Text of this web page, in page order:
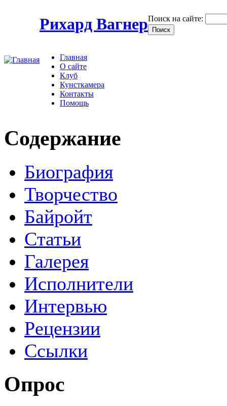
Рихард ВагнерПоиск на сайте:
Главная
О сайте
Клуб
Кунсткамера
Контакты
Помощь
Содержание
Биография
Творчество
Байройт
Статьи
Галерея
Исполнители
Интервью
Рецензии
Ссылки
Опрос